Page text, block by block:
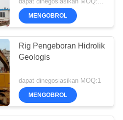
MENGOBROL
Rig Pengeboran Hidrolik
Geologis
dapat dinegosiasikan MOQ:1
MENGOBROL